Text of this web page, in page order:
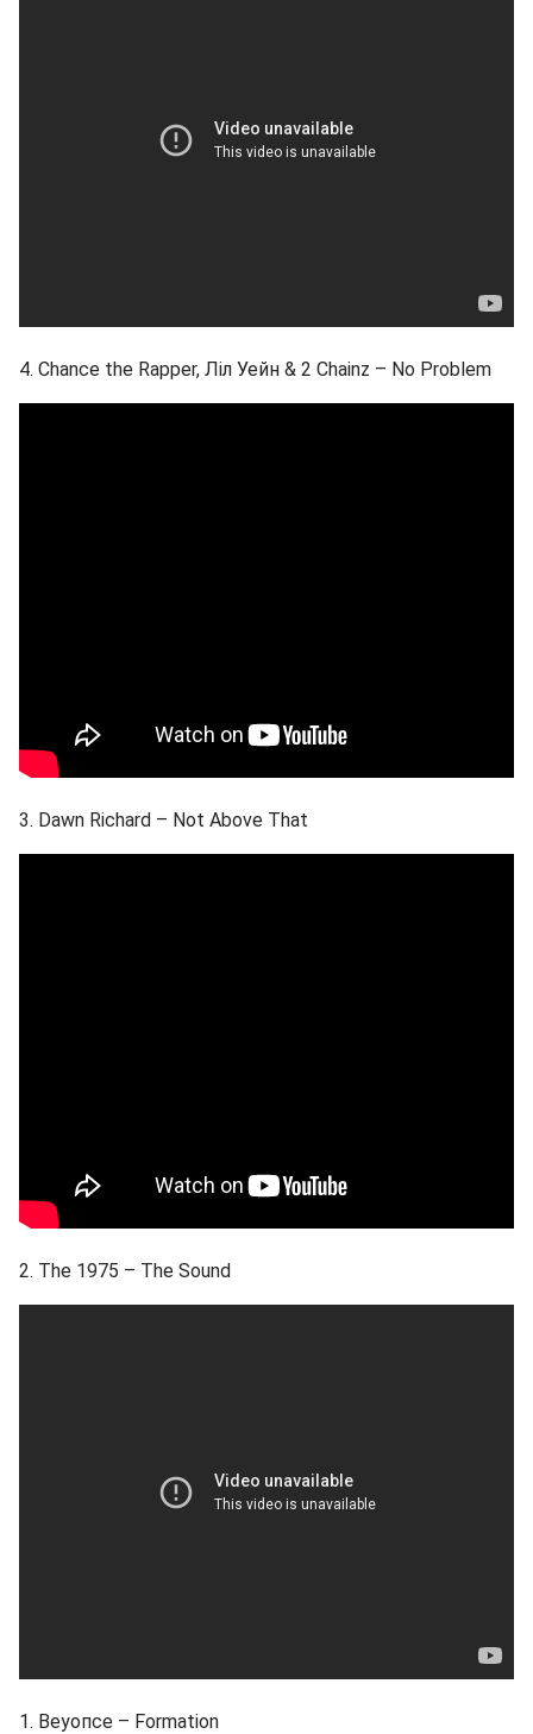
4. Chance the Rapper, Ліл Уейн & 2 Chainz – No Problem
3. Dawn Richard – Not Above That
2. The 1975 – The Sound
1. Веуопсе – Formation